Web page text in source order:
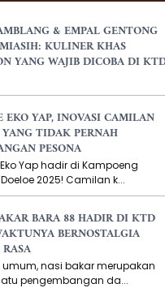
& EMPAL GENTONG
KULINER KHAS
YANG WAJIB DICOBA DI
EKO YAP, INOVASI CAMILAN
YANG TIDAK PERNAH
PESONA
Yap hadir di Kampoeng
2025! Camilan k...
BARA 88 HADIR DI KTD
BERNOSTALGIA
nasi bakar merupakan
pengembangan da...